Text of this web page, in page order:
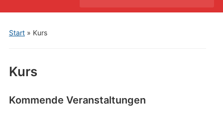
menu
Start» Kurs
Kurs
Kommende Veranstaltungen